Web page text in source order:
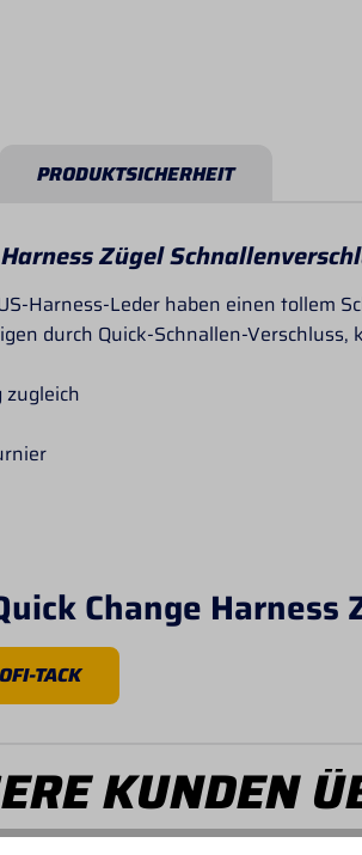
PRODUKTSICHERHEIT
Zügel
Harness-Leder haben einen tollem
durch Quick-Schnallen-
zugleich
Change Harness
TACK
KUNDEN